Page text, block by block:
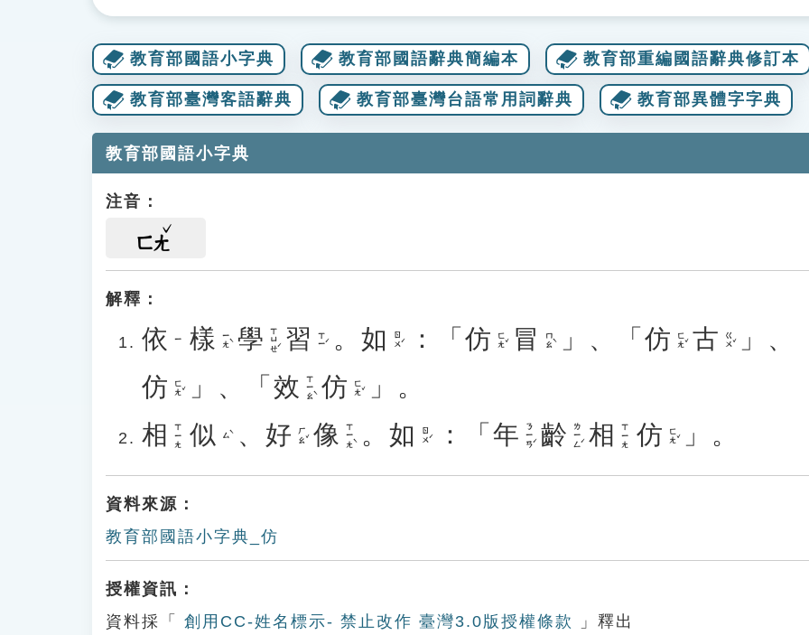
教育部國語小字典 教育部國語辭典簡編本 教育部重編國語辭典修訂本
教育部臺灣客語辭典 教育部臺灣台語常用詞辭典 教育部異體字字典
教育部國語小字典
注音：
ㄈㄤ
解釋：
依 ㄧ 樣 ㄧㄤˋ 學 ㄒㄩㄝˊ 習 ㄒㄧˊ 。 如 ㄖㄨˊ ：「 仿 ㄈㄤˇ 冒 ㄇㄠˋ 」、「 仿 ㄈㄤˇ 古 ㄍㄨˇ
」、
仿 ㄈㄤˇ 」、「 效 ㄒㄧㄠˋ 仿 ㄈㄤˇ
」。
相 ㄒㄧㄤ 似 ㄙˋ 、 好 ㄏㄠˇ 像 ㄒㄧㄤˋ 。 如 ㄖㄨˊ ：「 年 ㄋㄧㄢˊ 齡 ㄌㄧㄥˊ 相 ㄒㄧㄤ 仿 ㄈㄤˇ 」。
資料來源：
教育部國語小字典_仿
授權資訊：
資料採「
創用CC-姓名標示- 禁止改作 臺灣3.0版授權條款 」釋出